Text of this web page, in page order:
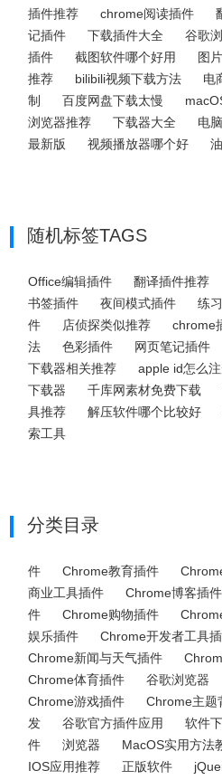
插件推荐
chrome阅读插件
记插件
下载插件大全 谷歌
插件
截图软件哪个好用 图
推荐
bilibili视频下载方法 电
制
百度网盘下载太慢
浏览器推荐
下载器大全 电
最新版
视频播放器哪个好
随机标签TAGS
Office编辑插件
翻译插件推荐
书签插件
夜间模式插件 练
件
店侦探类似推荐 chrome
法
色彩插件 网页笔记插件
下载器相关推荐
apple id怎么
下载器
千库网素材免费下载
具推荐
解压软件哪个比较好
索工具
分类目录
件
Chrome教育插件
商业工具插件
Chrome博客插件
件
Chrome购物插件
娱乐插件
Chrome开发者工具
Chrome新闻与天气插件
Chrome体育插件
谷歌浏览器
Chrome游戏插件
Chrome主题
发
谷歌官方插件应用 软件
件
浏览器 MacOS实用方法
IOS应用推荐
正版软件